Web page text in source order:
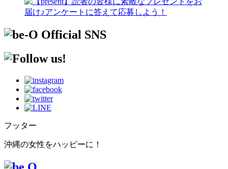
フッター
沖縄の女性をハッピーに！